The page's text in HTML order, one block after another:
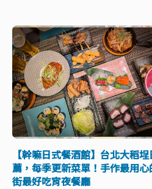
【幹嘛日式餐酒館】台北大稻
薦，每季更新菜單！手作最用
街最好吃宵夜餐廳